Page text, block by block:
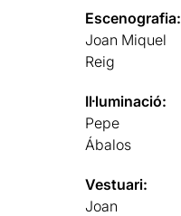
Escenografia:
Joan Miquel
Reig
Il·luminació:
Pepe
Ábalos
Vestuari:
Joan